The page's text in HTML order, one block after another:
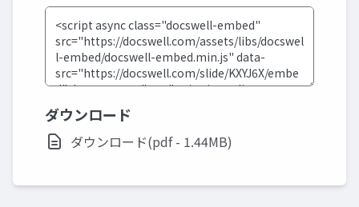
ダウンロード
ダウンロード(pdf - 1.44MB)